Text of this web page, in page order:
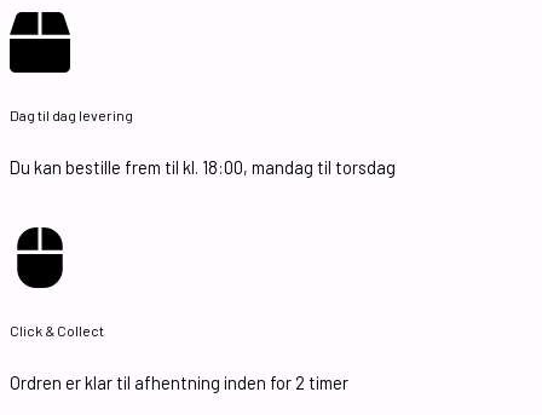
Dag til dag levering
Du kan bestille frem til kl. 18:00, mandag til torsdag
Click & Collect
Ordren er klar til afhentning inden for 2 timer